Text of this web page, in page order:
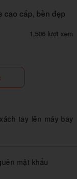
cao cấp, bền đẹp
1,506 lượt xem
tay lên máy bay
mật khẩu